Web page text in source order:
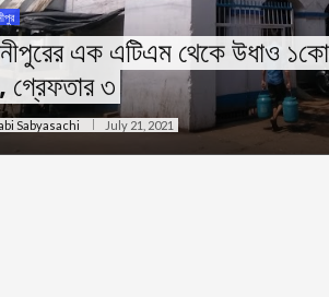
এক এটিএম থেকে উধাও
গ্রেফতার ৩
Sabyasachi July 21, 2021